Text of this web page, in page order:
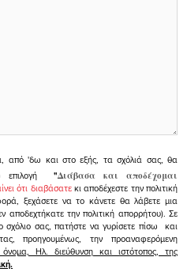
από 'δω και στο εξής, τα σχόλιά σας, θα
επιλογή
"Διάβασα και αποδέχομαι
ότι διαβάσατεκι αποδέχεστε την πολιτική
ξεχάσετε να το κάνετε θα λάβετε μια
αποδεχτήκατε την πολιτική απορρήτου). Σε
σας, πατήστε να γυρίσετε πίσω και
προηγουμένως, την προαναφερόμενη
Ηλ. διεύθυνση και ιστότοπος, της